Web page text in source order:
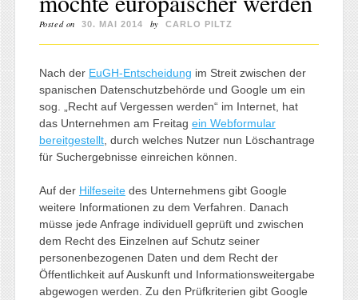
Posted on 30. MAI 2014 by CARLO PILTZ
Nach der EuGH-Entscheidung im Streit zwischen der
spanischen Datenschutzbehörde und Google um ein
sog. „Recht auf Vergessen werden“ im Internet, hat
das Unternehmen am Freitag ein Webformular
bereitgestellt, durch welches Nutzer nun Löschantrage
für Suchergebnisse einreichen können.
Auf der Hilfeseitedes Unternehmens gibt Google
weitere Informationen zu dem Verfahren. Danach
müsse jede Anfrage individuell geprüft und zwischen
dem Recht des Einzelnen auf Schutz seiner
personenbezogenen Daten und dem Recht der
Öffentlichkeit auf Auskunft und Informationsweitergabe
abgewogen werden. Zu den Prüfkriterien gibt Google